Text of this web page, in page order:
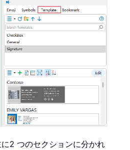
2 つのセクションに分かれ